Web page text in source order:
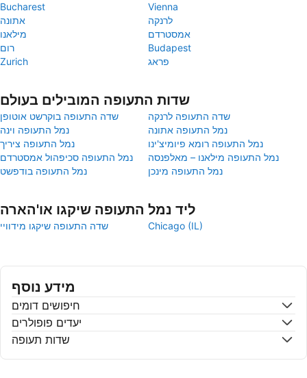
Bucharest
Vienna
אתונה
לרנקה
מילאנו
אמסטרדם
רום
Budapest
Zurich
פראג
שדות התעופה המובילים בעולם
שדה התעופה בוקרשט אוטופן
שדה התעופה לרנקה
נמל התעופה וינה
נמל התעופה אתונה
נמל התעופה ציריך
נמל התעופה רומא פיומיצ'ינו
נמל התעופה סכיפהול אמסטרדם
נמל התעופה מילאנו – מאלפנסה
נמל התעופה בודפשט
נמל התעופה מינכן
ליד נמל התעופה שיקגו או'הארה
שדה התעופה שיקגו מידוויי Chicago (IL)
מידע נוסף
חיפושים דומים
יעדים פופולרים
שדות תעופה